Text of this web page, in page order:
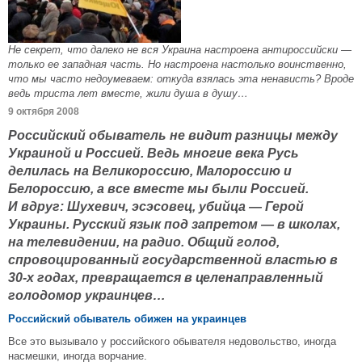
Не секрет, что далеко не вся Украина настроена антироссийски —
только ее западная часть. Но настроена настолько воинственно,
что мы часто недоумеваем: откуда взялась эта ненависть? Вроде
ведь триста лет вместе, жили душа в душу…
9 октября 2008
Российский обыватель не видит разницы между
Украиной и Россией. Ведь многие века Русь
делилась на Великороссию, Малороссию и
Белороссию, а все вместе мы были Россией.
И вдруг: Шухевич, эсэсовец, убийца — Герой
Украины. Русский язык под запретом — в школах,
на телевидении, на радио. Общий голод,
спровоцированный государственной властью в
30-х годах, превращается в целенаправленный
голодомор украинцев…
Российский обыватель обижен на украинцев
Все это вызывало у российского обывателя недовольство, иногда
насмешки, иногда ворчание.